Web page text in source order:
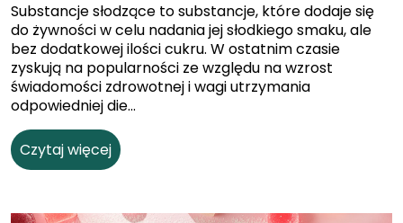
Substancje słodzące to substancje, które dodaje się
do żywności w celu nadania jej słodkiego smaku, ale
bez dodatkowej ilości cukru. W ostatnim czasie
zyskują na popularności ze względu na wzrost
świadomości zdrowotnej i wagi utrzymania
odpowiedniej die...
Czytaj więcej